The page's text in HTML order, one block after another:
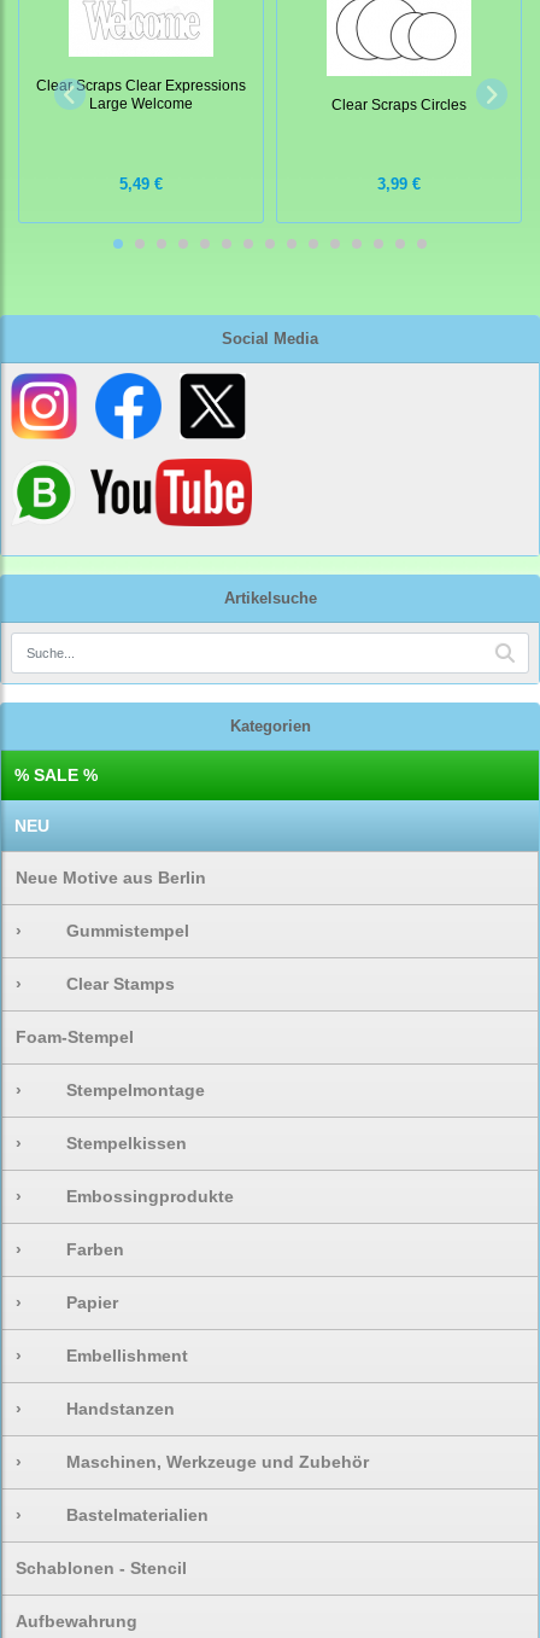
Social Media
Artikelsuche
Kategorien
% SALE %
NEU
Neue Motive aus Berlin
› Gummistempel
› Clear Stamps
Foam-Stempel
› Stempelmontage
› Stempelkissen
› Embossingprodukte
› Farben
› Papier
› Embellishment
› Handstanzen
› Maschinen, Werkzeuge und Zubehör
› Bastelmaterialien
Schablonen - Stencil
Aufbewahrung
Clear Scraps Clear Expressions
Large Welcome
5,49 €
Clear Scraps Circles
3,99 €